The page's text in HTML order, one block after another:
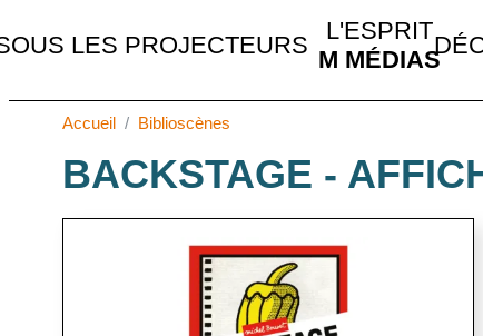
MAIN NAVIGATION
LES PROJECTEURS
L'ESPRIT
M MÉDIAS
Accueil Biblioscènes
BACKSTAGE -